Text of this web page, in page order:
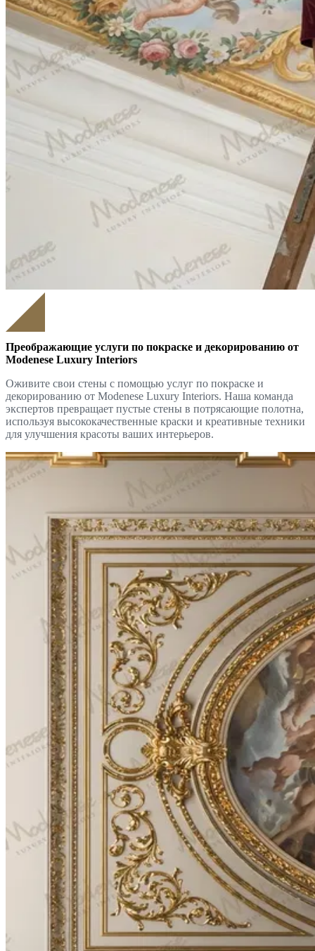
Преображающие услуги по покраске и декорированию от
Modenese Luxury Interiors
Оживите свои стены с помощью услуг по покраске и
декорированию от Modenese Luxury Interiors. Наша команда
экспертов превращает пустые стены в потрясающие полотна,
используя высококачественные краски и креативные техники
для улучшения красоты ваших интерьеров.